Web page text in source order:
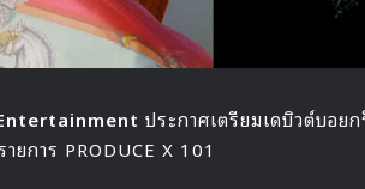
ประกาศเตรียมเดบิวต์บอย
ายการ PRODUCE X 101